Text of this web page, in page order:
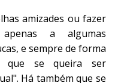
amizades ou fazer
a algumas
e sempre de forma
que se queira ser
Há também que se